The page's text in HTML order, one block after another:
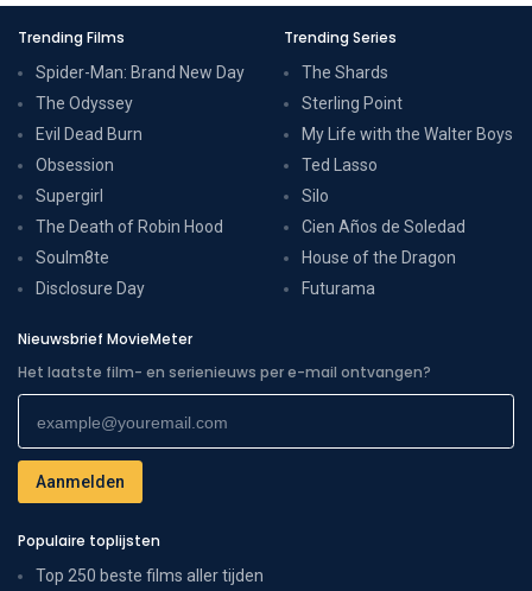
Trending Films
Spider-Man: Brand New Day
The Odyssey
Evil Dead Burn
Obsession
Supergirl
The Death of Robin Hood
Soulm8te
Disclosure Day
Trending Series
The Shards
Sterling Point
My Life with the Walter Boys
Ted Lasso
Silo
Cien Años de Soledad
House of the Dragon
Futurama
Nieuwsbrief MovieMeter
Het laatste film- en serienieuws per e-mail ontvangen?
Populaire toplijsten
Top 250 beste films aller tijden